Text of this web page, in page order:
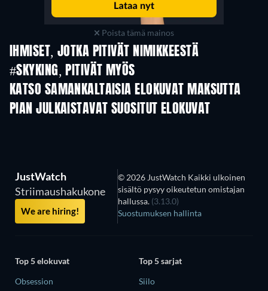
Poista tämä mainos
IHMISET, JOTKA PITIVÄT NIMIKKEESTÄ
#SKYKING, PITIVÄT MYÖS
KATSO SAMANKALTAISIA ELOKUVAT MAKSUTTA
PIAN JULKAISTAVAT SUOSITUT ELOKUVAT
JustWatch
Striimaushakukone
We are hiring!
© 2026 JustWatch Kaikki ulkoinen
sisältö pysyy oikeutetun omistajan
hallussa. (3.13.0)
Suostumuksen hallinta
Top 5 elokuvat
Obsession
Top 5 sarjat
Siilo